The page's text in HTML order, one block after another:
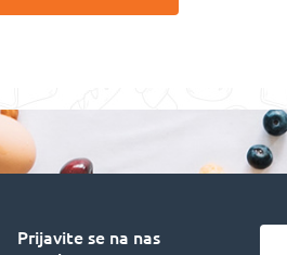
Prijavite se na nas